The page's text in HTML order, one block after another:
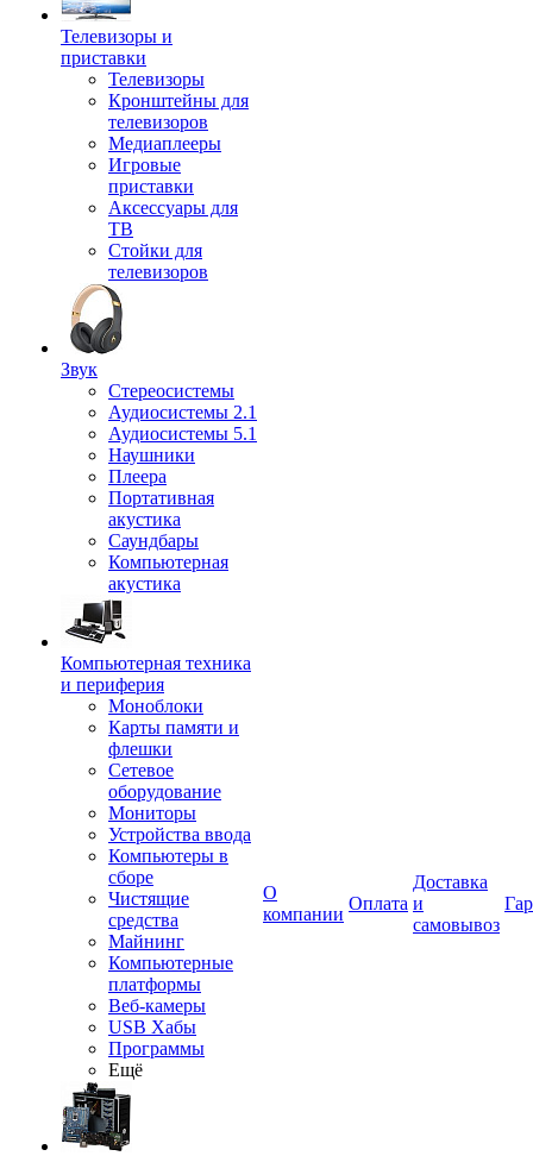
Телевизоры и
приставки
Телевизоры
Кронштейны для
телевизоров
Медиаплееры
Игровые
приставки
Аксессуары для
ТВ
Стойки для
телевизоров
Звук
Стереосистемы
Аудиосистемы 2.1
Аудиосистемы 5.1
Наушники
Плеера
Портативная
акустика
Саундбары
Компьютерная
акустика
Компьютерная техника
и периферия
Моноблоки
Карты памяти и
флешки
Сетевое
оборудование
Мониторы
Устройства ввода
Компьютеры в
сборе
Чистящие
средства
Майнинг
Компьютерные
платформы
Веб-камеры
USB Хабы
Программы
Ещё
О
компании
Оплата
Доставка
и
самовывоз